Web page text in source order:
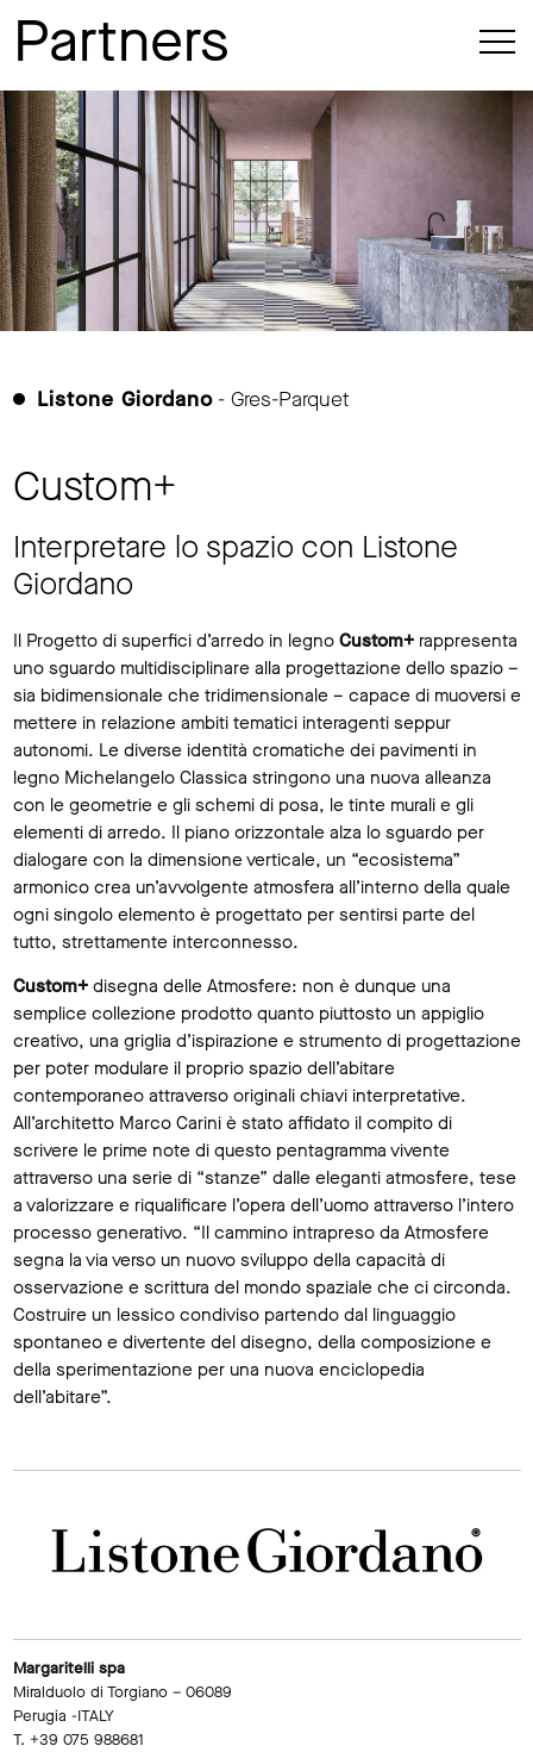
Partners
Listone Giordano - Gres-Parquet
Custom+
Interpretare lo spazio con Listone
Giordano
Il Progetto di superfici d’arredo in legno Custom+rappresenta
uno sguardo multidisciplinare alla progettazione dello spazio –
sia bidimensionale che tridimensionale – capace di muoversi e
mettere in relazione ambiti tematici interagenti seppur
autonomi. Le diverse identità cromatiche dei pavimenti in
legno Michelangelo Classica stringono una nuova alleanza
con le geometrie e gli schemi di posa, le tinte murali e gli
elementi di arredo. Il piano orizzontale alza lo sguardo per
dialogare con la dimensione verticale, un “ecosistema”
armonico crea un’avvolgente atmosfera all’interno della quale
ogni singolo elemento è progettato per sentirsi parte del
tutto, strettamente interconnesso.
Custom+disegna delle Atmosfere: non è dunque una
semplice collezione prodotto quanto piuttosto un appiglio
creativo, una griglia d’ispirazione e strumento di progettazione
per poter modulare il proprio spazio dell’abitare
contemporaneo attraverso originali chiavi interpretative.
All’architetto Marco Carini è stato affidato il compito di
scrivere le prime note di questo pentagramma vivente
attraverso una serie di “stanze” dalle eleganti atmosfere, tese
a valorizzare e riqualificare l’opera dell’uomo attraverso l’intero
processo generativo. “Il cammino intrapreso da Atmosfere
segna la via verso un nuovo sviluppo della capacità di
osservazione e scrittura del mondo spaziale che ci circonda.
Costruire un lessico condiviso partendo dal linguaggio
spontaneo e divertente del disegno, della composizione e
della sperimentazione per una nuova enciclopedia
dell’abitare”.
Margaritelli spa
Miralduolo di Torgiano – 06089
Perugia -ITALY
T. +39 075 988681